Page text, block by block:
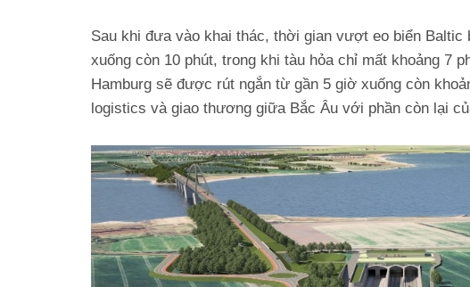
Sau khi đưa vào khai thác, thời gian vượt eo biển Baltic
xuống còn 10 phút, trong khi tàu hỏa chỉ mất khoảng 7
Hamburg sẽ được rút ngắn từ gần 5 giờ xuống còn
logistics và giao thương giữa Bắc Âu với phần còn lại